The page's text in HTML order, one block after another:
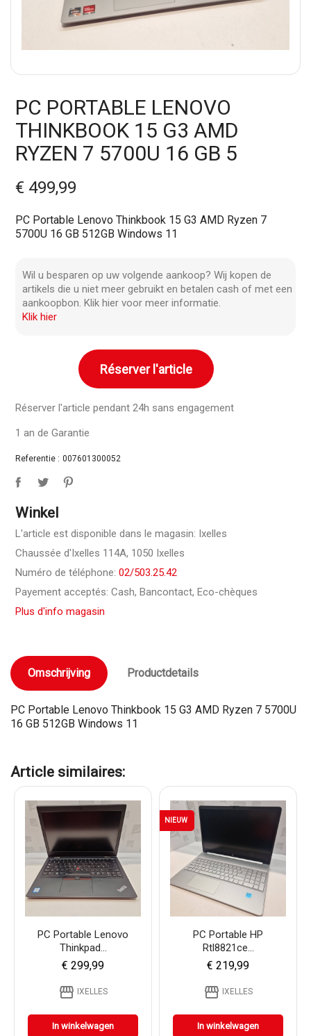
PC PORTABLE LENOVO
THINKBOOK 15 G3 AMD
RYZEN 7 5700U 16 GB 5
€ 499,99
PC Portable Lenovo Thinkbook 15 G3 AMD Ryzen 7
5700U 16 GB 512GB Windows 11
Wil u besparen op uw volgende aankoop? Wij kopen de
artikels die u niet meer gebruikt en betalen cash of met een
aankoopbon. Klik hier voor meer informatie.
Klik hier
Réserver l'article
Réserver l'article pendant 24h sans engagement
1 an de Garantie
Referentie : 007601300052
Winkel
L'article est disponible dans le magasin: Ixelles
Chaussée d'Ixelles 114A, 1050 Ixelles
Numéro de téléphone:02/503.25.42
Payement acceptés: Cash, Bancontact, Eco-chèques
Plus d'info magasin
Omschrijving Productdetails
PC Portable Lenovo Thinkbook 15 G3 AMD Ryzen 7 5700U
16 GB 512GB Windows 11
Article similaires:
PC Portable Lenovo
Thinkpad...
€ 299,99
storefront IXELLES
In winkelwagen
PC Portable HP
Rtl8821ce...
€ 219,99
storefront IXELLES
In winkelwagen
NIEUW